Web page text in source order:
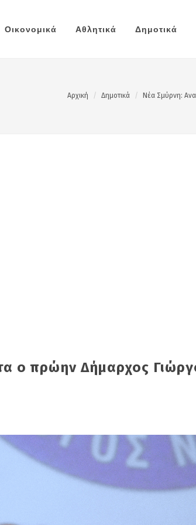
Οικονομικά Αθλητικά Δημοτικά
Αρχική Δημοτικά Νέα Σμύρνη:
ο πρώην Δήμαρχος